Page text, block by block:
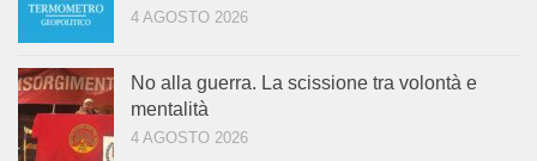
4 AGOSTO 2026
No alla guerra. La scissione tra volontà e
mentalità
4 AGOSTO 2026